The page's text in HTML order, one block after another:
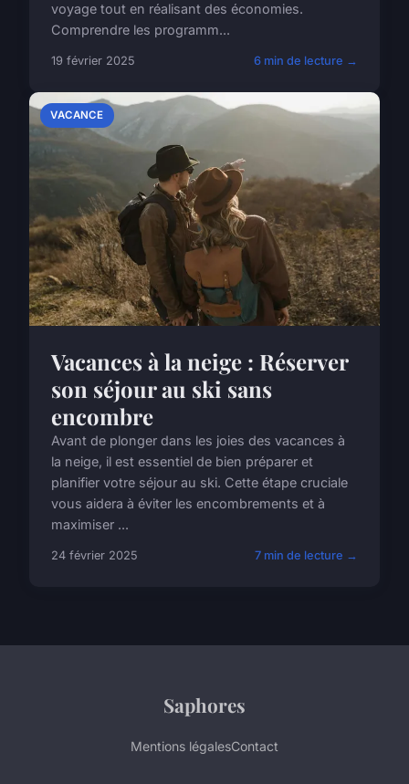
voyage tout en réalisant des économies.
Comprendre les programm...
19 février 2025 6 min de lecture →
VACANCE
Vacances à la neige : Réserver
son séjour au ski sans
encombre
Avant de plonger dans les joies des vacances à
la neige, il est essentiel de bien préparer et
planifier votre séjour au ski. Cette étape cruciale
vous aidera à éviter les encombrements et à
maximiser ...
24 février 2025 7 min de lecture →
Saphores
Mentions légalesContact